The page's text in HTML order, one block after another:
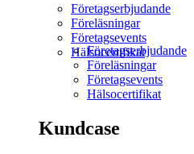
Företagserbjudande
Föreläsningar
Företagsevents
Hälsocertifikat
Företagserbjudande
Föreläsningar
Företagsevents
Hälsocertifikat
Kundcase